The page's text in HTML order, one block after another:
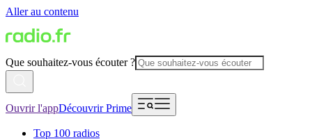
Aller au contenu
Que souhaitez-vous écouter ?
Ouvrir l'appDécouvrir Prime
Top 100 radios